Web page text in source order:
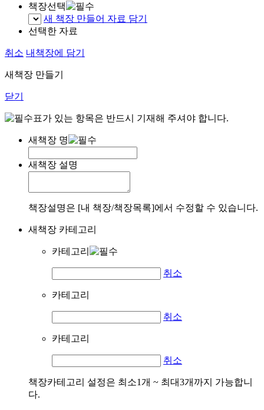
책장선택
새 책장 만들어 자료 담기
선택한 자료
취소 내책장에 담기
새책장 만들기
닫기
표가 있는 항목은 반드시 기재해 주셔야 합니다.
새책장 명
새책장 설명
책장설명은 [내 책장/책장목록]에서 수정할 수 있습니다.
새책장 카테고리
카테고리
취소
카테고리
취소
카테고리
취소
책장카테고리 설정은 최소1개 ~ 최대3개까지 가능합니
다.